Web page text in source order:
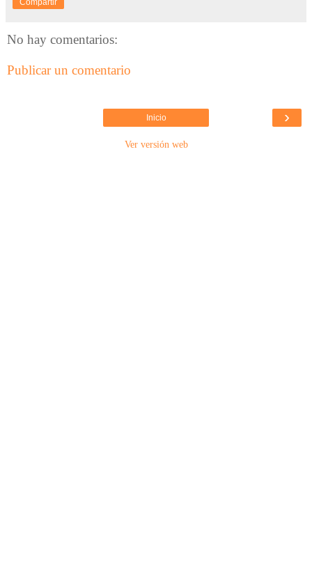
Compartir
No hay comentarios:
Publicar un comentario
›
Inicio
Ver versión web